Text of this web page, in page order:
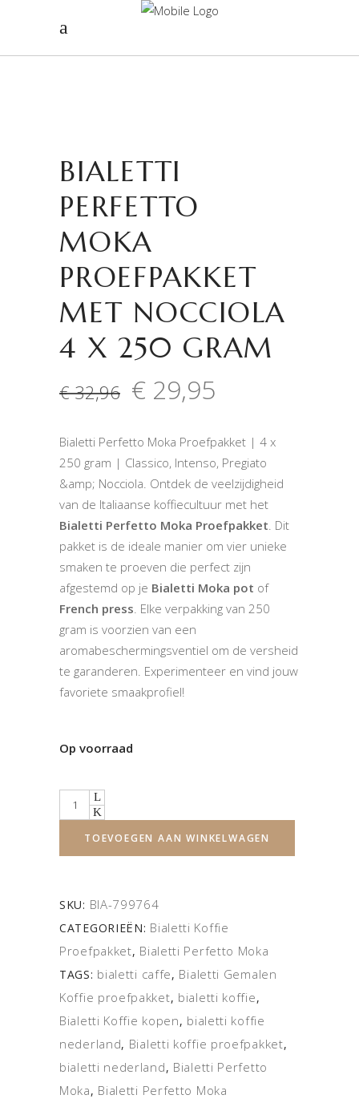
BIALETTI
PERFETTO
MOKA
PROEFPAKKET
MET NOCCIOLA
4 X 250 GRAM
€32,96 Oorspronkelijke
prijs
€ 32,96.
€ 29,95
€ 29,95.
Bialetti Perfetto Moka Proefpakket | 4 x
250 gram | Classico, Intenso, Pregiato
&amp; Nocciola. Ontdek de veelzijdigheid
van de Italiaanse koffiecultuur met het
Bialetti Perfetto Moka Proefpakket. Dit
pakket is de ideale manier om vier unieke
smaken te proeven die perfect zijn
afgestemd op je Bialetti Moka pot of
French press. Elke verpakking van 250
gram is voorzien van een
aromabeschermingsventiel om de versheid
te garanderen. Experimenteer en vind jouw
favoriete smaakprofiel!
Op voorraad
Quantity
TOEVOEGEN AAN WINKELWAGEN
SKU: BIA-799764
CATEGORIEËN: Bialetti Koffie
Proefpakket, Bialetti Perfetto Moka
TAGS: bialetti caffe, Bialetti Gemalen
Koffie proefpakket, bialetti koffie,
Bialetti Koffie kopen, bialetti koffie
nederland, Bialetti koffie proefpakket,
bialetti nederland, Bialetti Perfetto
Moka, Bialetti Perfetto Moka